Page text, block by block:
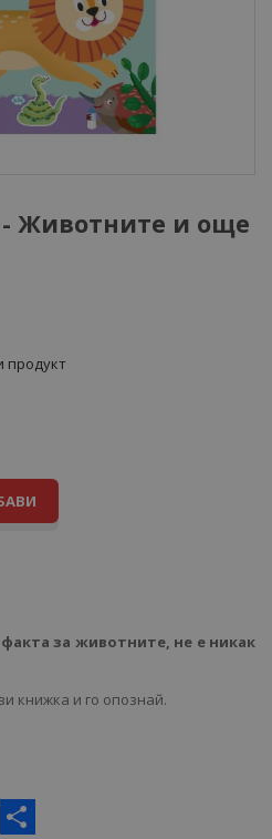
Животните и още
продукт
за животните, не е никак
книжка и го опознай.
LinkedIn